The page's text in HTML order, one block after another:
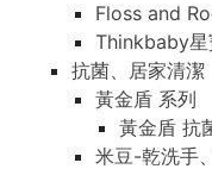
Floss and
Thinkbaby星
抗菌、居家清潔
黃金盾 系列
黃金盾 抗
米豆-乾洗手